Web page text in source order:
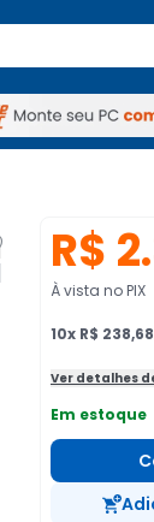
Computadores
R$
À vista no PIX
10x R$ 238,68
Ver detalhes
Em estoque